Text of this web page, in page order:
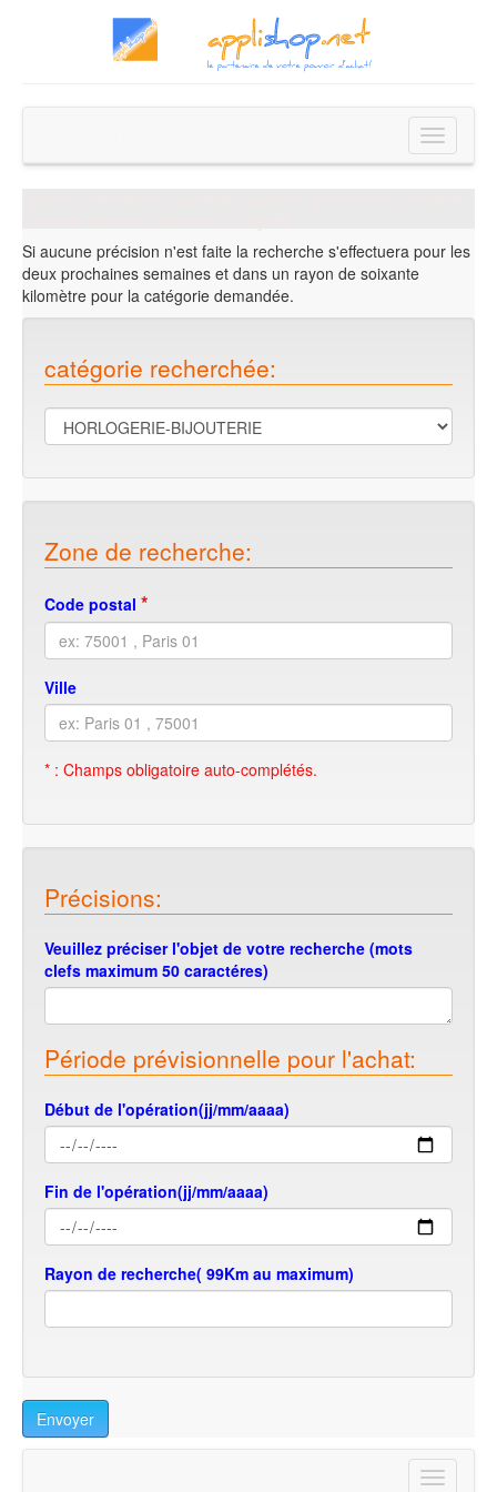
Toggle
Si aucune précision n'est faite la recherche s'effectuera pour les
deux prochaines semaines et dans un rayon de soixante
kilomètre pour la catégorie demandée.
catégorie recherchée:
Zone de recherche:
Code postal *
Ville
* : Champs obligatoire auto-complétés.
Précisions:
Veuillez préciser l'objet de votre recherche (mots
clefs maximum 50 caractéres)
Période prévisionnelle pour l'achat:
Début de l'opération(jj/mm/aaaa)
Fin de l'opération(jj/mm/aaaa)
Rayon de recherche( 99Km au maximum)
Envoyer
Toggle